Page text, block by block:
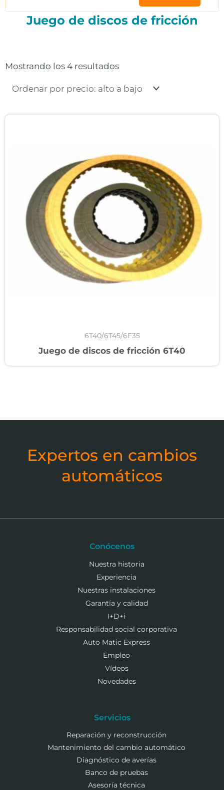
Juego de discos de fricción
Mostrando los 4 resultadosalto
bajo
6T40/6T45/6F35
Juego de discos de fricción 6T40
Expertos en cambios
automáticos
Conócenos
Nuestra historia
Experiencia
Nuestras instalaciones
Garantía y calidad
I+D+i
Responsabilidad social corporativa
Auto Matic Express
Empleo
Vídeos
Novedades
Servicios
Reparación y reconstrucción
Mantenimiento del cambio automático
Diagnóstico de averías
Banco de pruebas
Asesoría técnica